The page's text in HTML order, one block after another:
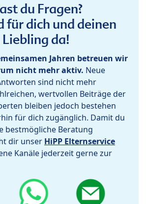
du Fragen?
für dich und deinen
Liebling da!
Jahren betreuen wir
nicht mehr aktiv. Neue
sind nicht mehr
wertvollen Beiträge der
bleiben jedoch bestehen
für dich zugänglich. Damit du
bestmögliche Beratung
dir unser HiPP Elternservice
Kanäle jederzeit gerne zur